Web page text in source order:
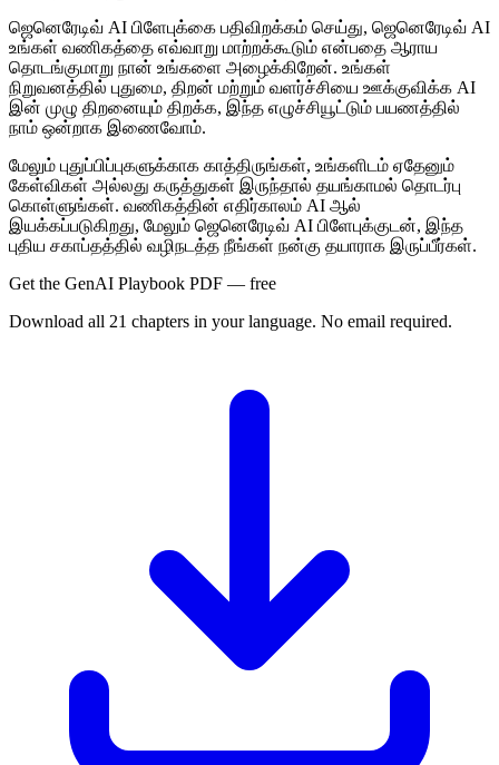
ஜெனெரேடிவ் AI பிளேபுக்கை பதிவிறக்கம் செய்து, ஜெனெரேடிவ் AI
உங்கள் வணிகத்தை எவ்வாறு மாற்றக்கூடும் என்பதை ஆராய
தொடங்குமாறு நான் உங்களை அழைக்கிறேன். உங்கள்
நிறுவனத்தில் புதுமை, திறன் மற்றும் வளர்ச்சியை ஊக்குவிக்க AI
இன் முழு திறனையும் திறக்க, இந்த எழுச்சியூட்டும் பயணத்தில்
நாம் ஒன்றாக இணைவோம்.
மேலும் புதுப்பிப்புகளுக்காக காத்திருங்கள், உங்களிடம் ஏதேனும்
கேள்விகள் அல்லது கருத்துகள் இருந்தால் தயங்காமல் தொடர்பு
கொள்ளுங்கள். வணிகத்தின் எதிர்காலம் AI ஆல்
இயக்கப்படுகிறது, மேலும் ஜெனெரேடிவ் AI பிளேபுக்குடன், இந்த
புதிய சகாப்தத்தில் வழிநடத்த நீங்கள் நன்கு தயாராக இருப்பீர்கள்.
Get the GenAI Playbook PDF — free
Download all 21 chapters in your language. No email required.